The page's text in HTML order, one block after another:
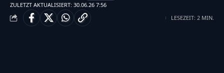
ZULETZT AKTUALISIERT: 30.06.26 7:56
LESEZEIT: 2 MIN.